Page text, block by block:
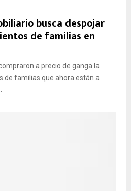
busca despojar
de familias en
a precio de ganga la
de familias que ahora están a